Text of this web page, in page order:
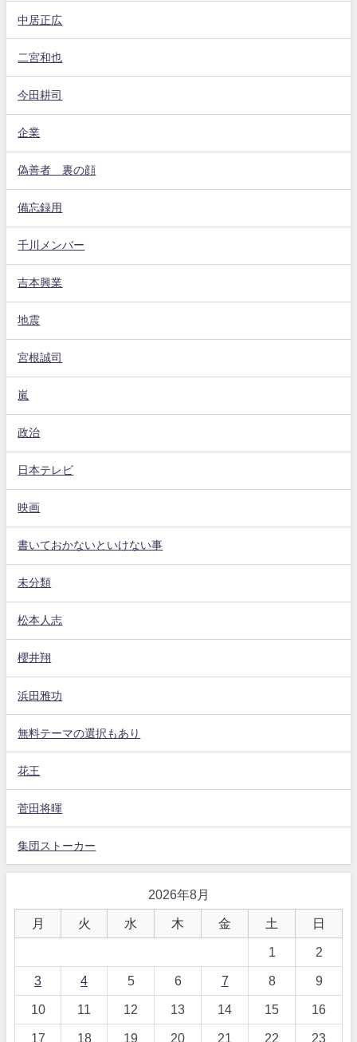
中居正広
二宮和也
今田耕司
企業
偽善者 裏の顔
備忘録用
千川メンバー
吉本興業
地震
宮根誠司
嵐
政治
日本テレビ
映画
書いておかないといけない事
未分類
松本人志
櫻井翔
浜田雅功
無料テーマの選択もあり
花王
菅田将暉
集団ストーカー
2026年8月
月 火 水 木 金 土 日
1 2
3 4 5 6 7 8 9
10 11 12 13 14 15 16
17 18 19 20 21 22 23